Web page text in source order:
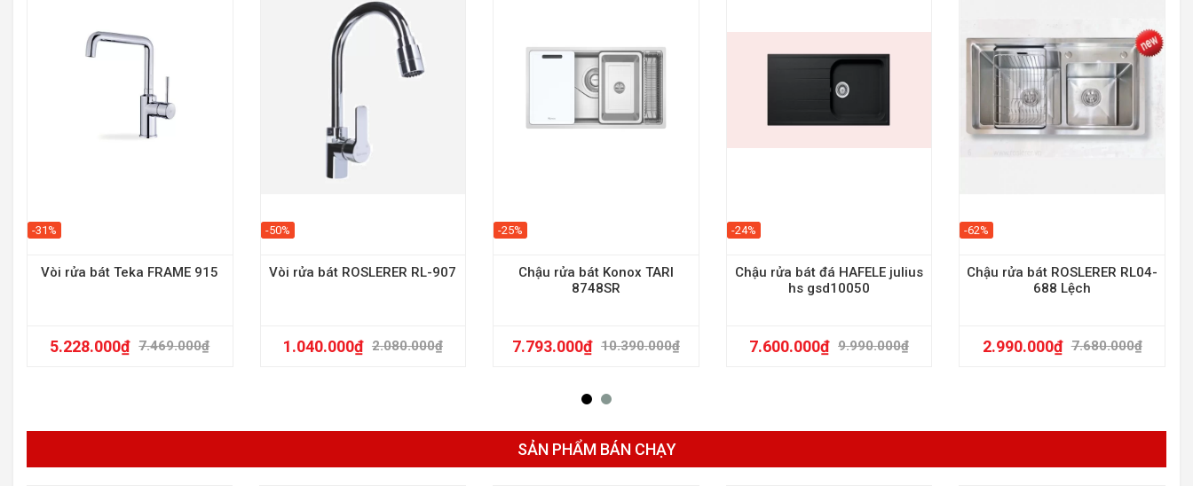
-31%
Vòi rửa bát Teka FRAME 915
7.469.000₫
5.228.000₫
-50%
Vòi rửa bát ROSLERER RL-907
2.080.000₫
1.040.000₫
-25%
Chậu rửa bát Konox TARI
8748SR
10.390.000₫
7.793.000₫
-24%
Chậu rửa bát đá HAFELE julius
hs gsd10050
9.990.000₫
7.600.000₫
-62%
Chậu rửa bát ROSLERER RL04-
688 Lệch
7.680.000₫
2.990.000₫
SẢN PHẨM BÁN CHẠY